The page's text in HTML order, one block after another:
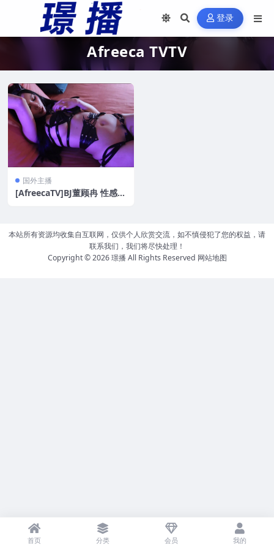
登录
Afreeca TVTV
国外主播
[AfreecaTV]BJ董顾冉 性感连
本站所有资源均收集自互联网，仅供个人欣赏交流，如不慎侵犯了您的权益，请
联系我们，我们将尽快处理！
Copyright © 2026璟播All Rights Reserved 网站地图
首页 分类 会员 我的